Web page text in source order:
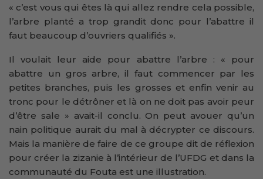
« c’est vous qui êtes là qui allez rendre cela possible,
l’arbre planté a trop grandit donc pour l’abattre il
faut beaucoup d’ouvriers qualifiés ».
Il voulait leur aide pour abattre l’arbre : « pour
abattre un gros arbre, il faut commencer par les
petites branches, puis les grosses et enfin venir au
tronc pour le détrôner et là on ne doit pas avoir peur
d’être sale » avait-il conclu. On peut avouer qu’un
nain politique aurait du mal à décrypter ce discours.
Mais la manière de faire de ce groupe dit de réflexion
pour créer la zizanie à l’intérieur de l’UFDG et dans la
communauté du Fouta est une illustration.